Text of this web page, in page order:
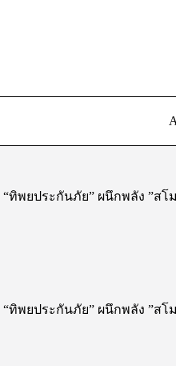
“ทิพยประกันภัย” ผนึกพลัง ”สโ
“ทิพยประกันภัย” ผนึกพลัง ”สโ